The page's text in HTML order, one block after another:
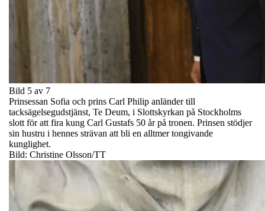
Bild 5 av 7
Prinsessan Sofia och prins Carl Philip anländer till
tacksägelsegudstjänst, Te Deum, i Slottskyrkan på Stockholms
slott för att fira kung Carl Gustafs 50 år på tronen. Prinsen stödjer
sin hustru i hennes strävan att bli en alltmer tongivande
kunglighet.
Bild: Christine Olsson/TT